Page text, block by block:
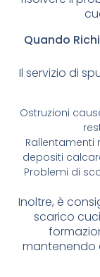
Quando
Il servizio di
Ostruzioni
Rallentamenti
depositi
Problemi di
Inoltre, è
scarico
mantenendo